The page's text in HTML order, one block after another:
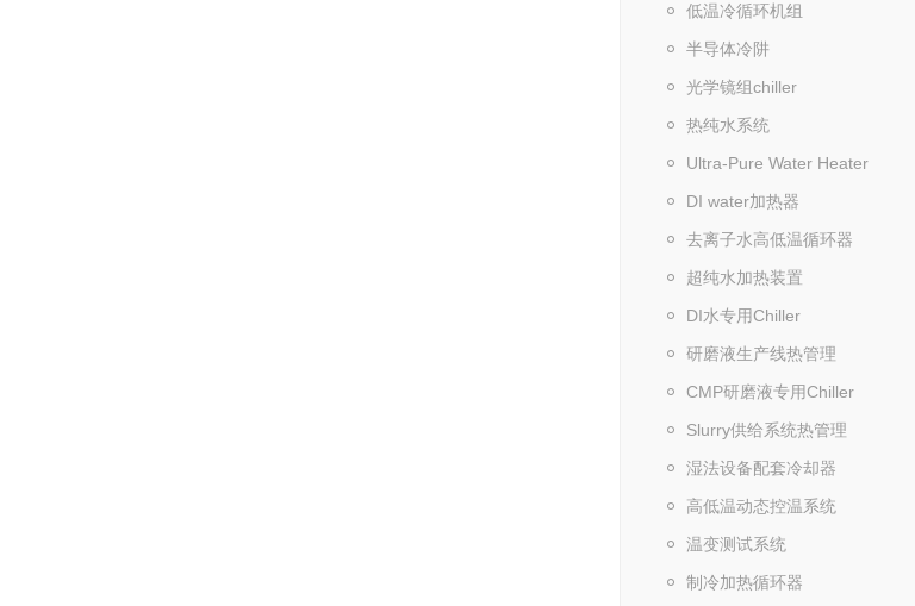
低温冷循环机组
半导体冷阱
光学镜组chiller
热纯水系统
Ultra-Pure Water Heater
DI water加热器
去离子水高低温循环器
超纯水加热装置
DI水专用Chiller
研磨液生产线热管理
CMP研磨液专用Chiller
Slurry供给系统热管理
湿法设备配套冷却器
高低温动态控温系统
温变测试系统
制冷加热循环器